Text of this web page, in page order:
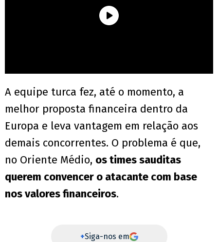
A equipe turca fez, até o momento, a
melhor proposta financeira dentro da
Europa e leva vantagem em relação aos
demais concorrentes. O problema é que,
no Oriente Médio, os times sauditas
querem convencer o atacante com base
nos valores financeiros.
+Siga-nos em